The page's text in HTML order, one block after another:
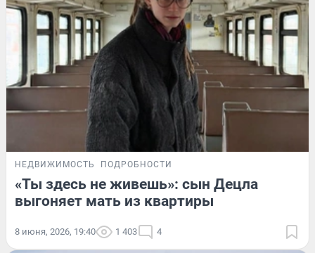
НЕДВИЖИМОСТЬ ПОДРОБНОСТИ
«Ты здесь не живешь»: сын Децла
выгоняет мать из квартиры
8 июня, 2026, 19:40 1 403 4